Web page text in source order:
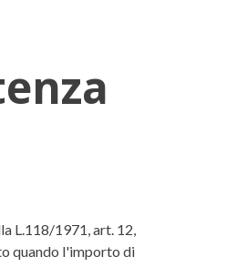
L.118/1971, art. 12,
quando l'importo di